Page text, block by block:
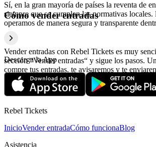
Sí, en la gran mayoría de países la reventa de
siempre que se cumplan las normativas
operamos de manera segura y transparente
Cómo vender entradas
Vender entradas con Rebel Tickets es muy
sección “Vender entradas“ y sigue los pasos.
compre tus entradas, te avisaremos y te
confirmación con la información relativa al pago.
Descarga la App
Rebel Tickets
InicioVender entradaCómo funcionaBlog
Asistencia